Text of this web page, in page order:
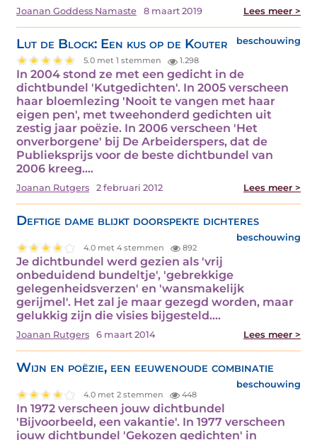
Joanan Goddess Namaste 8 maart 2019 Lees meer >
Lut de Block: Een kus op de Kouter beschouwing
5.0 met 1 stemmen 1.298
In 2004 stond ze met een gedicht in de
dichtbundel 'Kutgedichten'. In 2005 verscheen
haar bloemlezing 'Nooit te vangen met haar
eigen pen', met tweehonderd gedichten uit
zestig jaar poëzie. In 2006 verscheen 'Het
onverborgene' bij De Arbeiderspers, dat de
Publieksprijs voor de beste dichtbundel van
2006 kreeg.…
Joanan Rutgers 2 februari 2012 Lees meer >
Deftige dame blijkt doorspekte dichteres
beschouwing
4.0 met 4 stemmen 892
Je dichtbundel werd gezien als 'vrij
onbeduidend bundeltje', 'gebrekkige
gelegenheidsverzen' en 'wansmakelijk
gerijmel'. Het zal je maar gezegd worden, maar
gelukkig zijn die visies bijgesteld.…
Joanan Rutgers 6 maart 2014 Lees meer >
Wijn en poëzie, een eeuwenoude combinatie
beschouwing
4.0 met 2 stemmen 448
In 1972 verscheen jouw dichtbundel
'Bijvoorbeeld, een vakantie'. In 1977 verscheen
jouw dichtbundel 'Gekozen gedichten' in